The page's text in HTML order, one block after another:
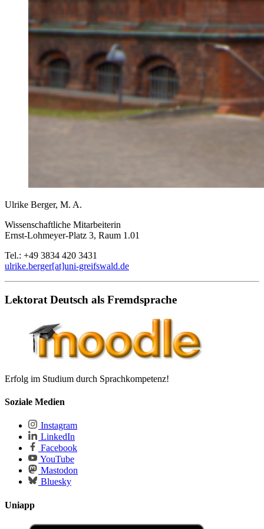
Mi. 14:15 – 15:45 Uhr, R. 1.04, Ernst-Lohmeyer-Platz 3
Der Konversationskurs richtet sich an die Teilnehmer*innen der
DSH-Oberstufe. Sie üben in diesem Kurs Fertigkeiten im Bereich
der mündlichen Sprache z.B. Teilnahme an Diskussionen im
akademischen Kontext, Halten von Kurzreferaten. Dieser Kurs dient
auch besonders der Vorbereitung auf den mündlichen Prüfungsteil in
der DSH.
Ulrike Berger, M. A.
Wissenschaftliche Mitarbeiterin
Ernst-Lohmeyer-Platz 3, Raum 1.01
Tel.: +49 3834 420 3431
ulrike.berger[at]uni-greifswald.de
Lektorat Deutsch als Fremdsprache
Erfolg im Studium durch Sprachkompetenz!
Soziale Medien
Instagram
LinkedIn
Facebook
YouTube
Mastodon
Bluesky
Uniapp